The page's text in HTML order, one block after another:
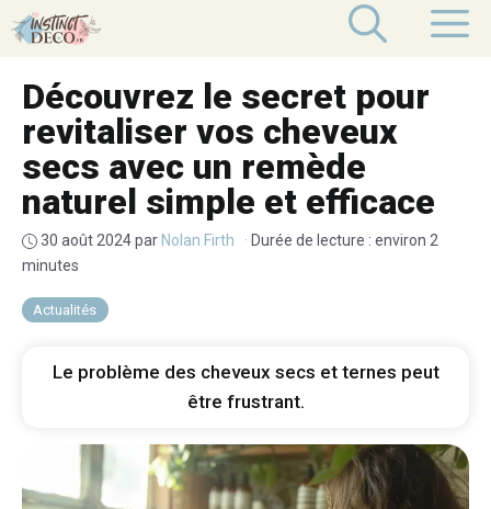
Aller
au
Actualités
Découvrez le secret pour
revitaliser vos cheveux
secs avec un remède
naturel simple et efficace
30 août 2024par Nolan Firth · Durée de lecture : environ 2
minutes
Le problème des cheveux secs et ternes peut
être frustrant.